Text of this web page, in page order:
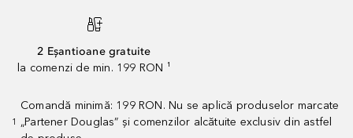
2 Eșantioane gratuite
la comenzi de min. 199 RON ¹
1
Comandă minimă: 199 RON. Nu se aplică produselor marcate
„Partener Douglas” și comenzilor alcătuite exclusiv din astfel